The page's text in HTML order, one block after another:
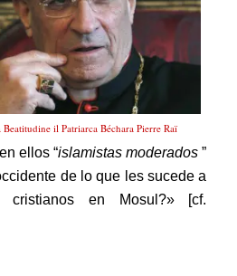
Beatitudine il Patriarca Béchara Pierre Raï
ellos “islamistas moderados”
de lo que les sucede a
cristianos en Mosul?» [cf.